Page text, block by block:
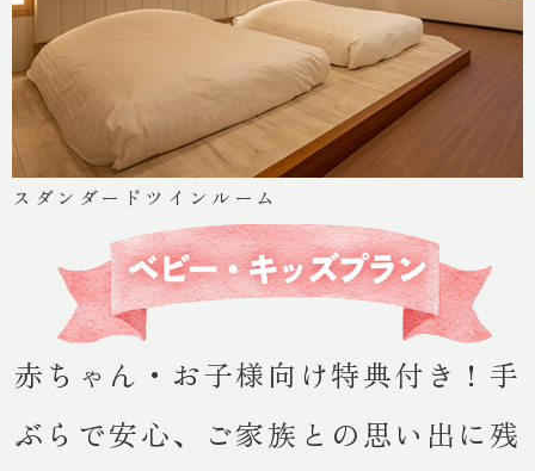
スダンダードツインルーム
赤ちゃん・お子様向け特典付き！手
ぶらで安心、ご家族との思い出に残